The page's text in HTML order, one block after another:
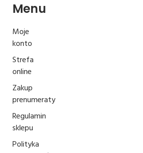
Menu
Moje
konto
Strefa
online
Zakup
prenumeraty
Regulamin
sklepu
Polityka